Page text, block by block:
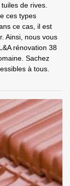
de rives.
ces types
ce cas, il est
Ainsi, nous vous
rénovation 38
Sachez
à tous.